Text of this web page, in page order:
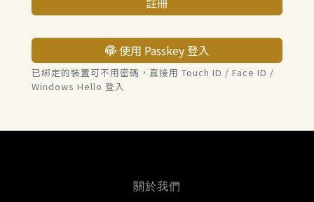
使用 Passkey 登入
已綁定的裝置可不用密碼，直接用 Touch ID / Face ID /
Windows Hello 登入
關於我們